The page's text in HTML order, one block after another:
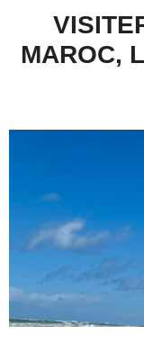
MAROC,